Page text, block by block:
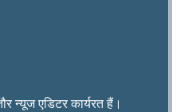
न्यूज एडिटर कार्यरत हैं।